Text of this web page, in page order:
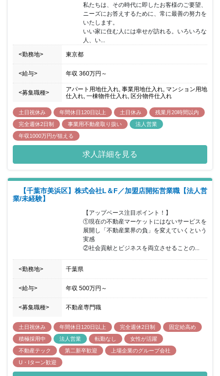
私たちは、その時代に即したお客様のご要望、
ニーズにお答えするために、常に最善の努力を
いたします。
いい家に住む人には幸せが訪れる。いろいろな
人、い...
<勤務地> 東京都
<給与> 年収 360万円 ～
<募集職種>
アパート用地仕入れ, 事業用地仕入れ, マンション用地
仕入れ, 一棟物件仕入れ, 区分物件仕入れ
土日祝休み 年間休日120日以上 土日休み
残業月20時間以内
完全週休2日制
事業用不動産取り扱い
法人営業
年収1000万円が狙える
求人詳細を見る
【千葉市美浜区】株式会社L＆F／加盟店開拓営業職【法人営
業/未経験】
【アップベース注目ポイント！】
①現在の不動産マーケットにはないサービスを
展開し「不動産業界の負」を変えていくという
実感
②社会貢献とビジネスを両立させることの...
<勤務地> 千葉県
<給与> 年収 500万円 ～
<募集職種> 不動産専門職
土日祝休み 年間休日120日以上 完全週休2日制
固定給高め
積極採用中
法人営業 転勤なし
女性が活躍
不動産テック
第二新卒歓迎
上場企業のグループ会社
U・Iターン歓迎